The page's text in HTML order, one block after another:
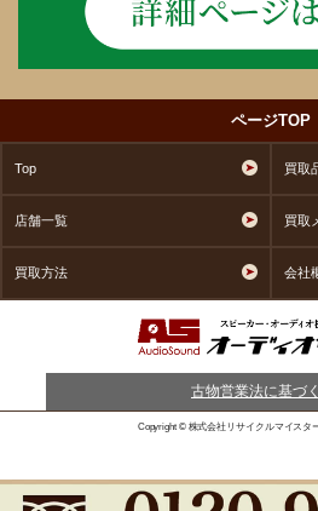
ページTOP
Top 買取
店舗一覧 買取
買取方法 会社
古物営業法に基づ
Copyright © 株式会社リサイクルマイスタ